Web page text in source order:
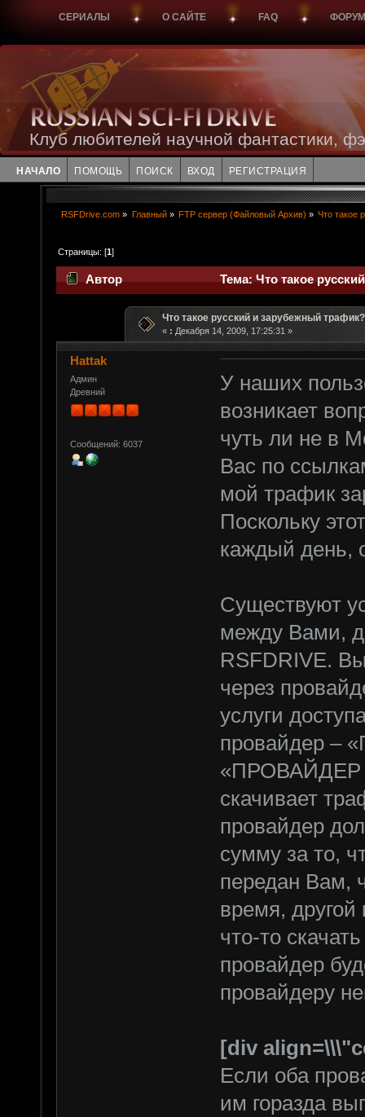
СЕРИАЛЫ О САЙТЕ FAQ ФОРУМ
Клуб любителей научной фантастики,
НАЧАЛО ПОМОЩЬ ПОИСК ВХОД РЕГИСТРАЦИЯ
RSFDrive.com » Главный» FTP сервер (Файловый Архив) » Что такое
Страницы: [1]
Автор Тема: Что такое
Что такое русский и зарубежный трафик?
« : Декабря 14, 2009, 17:25:31 »
Hattak
Админ
Древний
Сообщений: 6037
У наших
возникает
чуть ли не в
Вас по
мой трафик
Поскольку
каждый день,
Существуют
между Вами,
RSFDRIVE.
через
услуги
провайдер –
«ПРОВАЙДЕР
скачивает
провайдер
сумму за то,
передан Вам,
время,
что-то
провайдер
провайдеру
[div
Если оба
им горазда